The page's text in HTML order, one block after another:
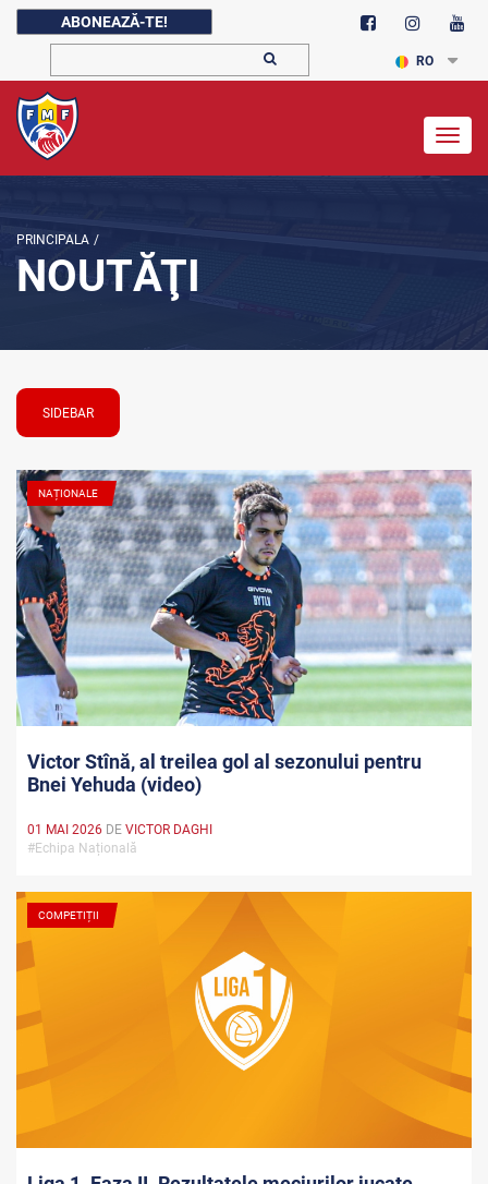
ABONEAZĂ-TE!
RO
PRINCIPALA /
NOUTĂŢI
SIDEBAR
NAȚIONALE
Victor Stînă, al treilea gol al sezonului pentru
Bnei Yehuda (video)
01 MAI 2026 DE VICTOR DAGHI
#Echipa Națională
COMPETIȚII